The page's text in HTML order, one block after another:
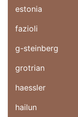
estonia
fazioli
g-steinberg
grotrian
haessler
hailun